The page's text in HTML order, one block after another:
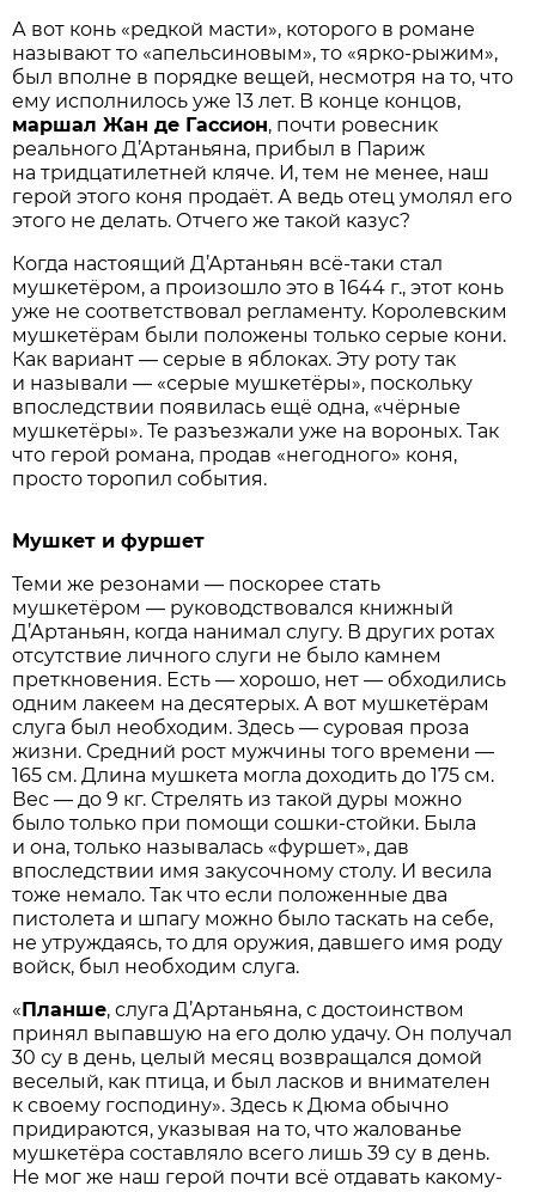
А вот конь «редкой масти», которого в романе
называют то «апельсиновым», то «ярко-рыжим»,
был вполне в порядке вещей, несмотря на то, что
ему исполнилось уже 13 лет. В конце концов,
маршал Жан де Гассион, почти ровесник
реального Д’Артаньяна, прибыл в Париж
на тридцатилетней кляче. И, тем не менее, наш
герой этого коня продаёт. А ведь отец умолял его
этого не делать. Отчего же такой казус?
Когда настоящий Д’Артаньян всё-таки стал
мушкетёром, а произошло это в 1644 г., этот конь
уже не соответствовал регламенту. Королевским
мушкетёрам были положены только серые кони.
Как вариант — серые в яблоках. Эту роту так
и называли — «серые мушкетёры», поскольку
впоследствии появилась ещё одна, «чёрные
мушкетёры». Те разъезжали уже на вороных. Так
что герой романа, продав «негодного» коня,
просто торопил события.
Мушкет и фуршет
Теми же резонами — поскорее стать
мушкетёром — руководствовался книжный
Д’Артаньян, когда нанимал слугу. В других ротах
отсутствие личного слуги не было камнем
преткновения. Есть — хорошо, нет — обходились
одним лакеем на десятерых. А вот мушкетёрам
слуга был необходим. Здесь — суровая проза
жизни. Средний рост мужчины того времени —
165 см. Длина мушкета могла доходить до 175 см.
Вес — до 9 кг. Стрелять из такой дуры можно
было только при помощи сошки-стойки. Была
и она, только называлась «фуршет», дав
впоследствии имя закусочному столу. И весила
тоже немало. Так что если положенные два
пистолета и шпагу можно было таскать на себе,
не утруждаясь, то для оружия, давшего имя роду
войск, был необходим слуга.
« Планше, слуга Д’Артаньяна, с достоинством
принял выпавшую на его долю удачу. Он получал
30 су в день, целый месяц возвращался домой
веселый, как птица, и был ласков и внимателен
к своему господину». Здесь к Дюма обычно
придираются, указывая на то, что жалованье
мушкетёра составляло всего лишь 39 су в день.
Не мог же наш герой почти всё отдавать какому-